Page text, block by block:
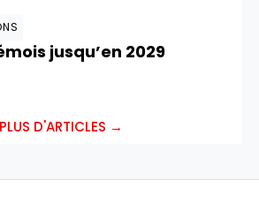
jusqu’en 2029
PLUS D'ARTICLES →